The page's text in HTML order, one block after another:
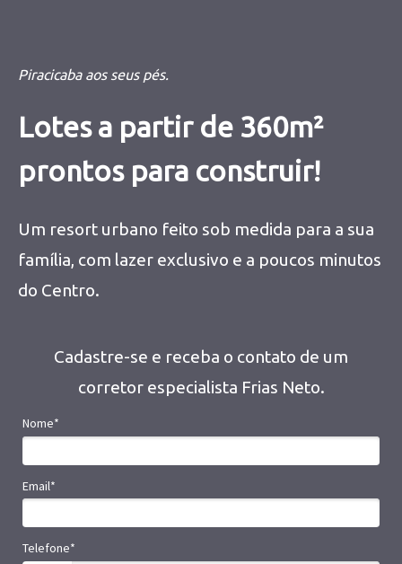
Piracicaba aos seus pés.
Lotes a partir de 360m²
prontos para construir!
Um resort urbano feito sob medida para a sua
família, com lazer exclusivo e a poucos minutos
do Centro.
Cadastre-se e receba o contato de um
corretor especialista Frias Neto.
Nome*
Email*
Telefone*